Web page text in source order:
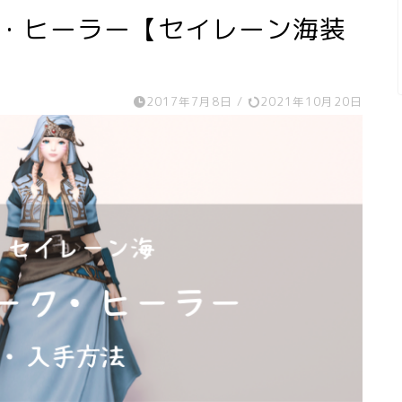
ヒーラー【セイレーン海装
2017年7月8日 / 2021年10月20日